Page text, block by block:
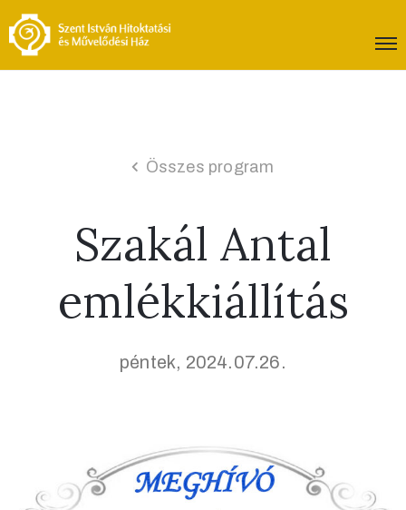
Összes program
Szakál Antal
emlékkiállítás
péntek, 2024.07.26.